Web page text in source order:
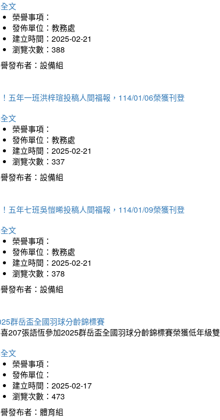
文
榮譽事項：
發佈單位：教務處
建立時間：2025-02-21
瀏覽次數：388
發布者：設備組
五年一班洪梓瑄投稿人間福報，114/01/06榮獲刊登
文
榮譽事項：
發佈單位：教務處
建立時間：2025-02-21
瀏覽次數：337
發布者：設備組
五年七班吳愷晞投稿人間福報，114/01/09榮獲刊登
文
榮譽事項：
發佈單位：教務處
建立時間：2025-02-21
瀏覽次數：378
發布者：設備組
群岳盃全國羽球分齡錦標賽
207張語恆參加2025群岳盃全國羽球分齡錦標賽榮獲低年級
文
榮譽事項：
發佈單位：
建立時間：2025-02-17
瀏覽次數：473
發布者：體育組